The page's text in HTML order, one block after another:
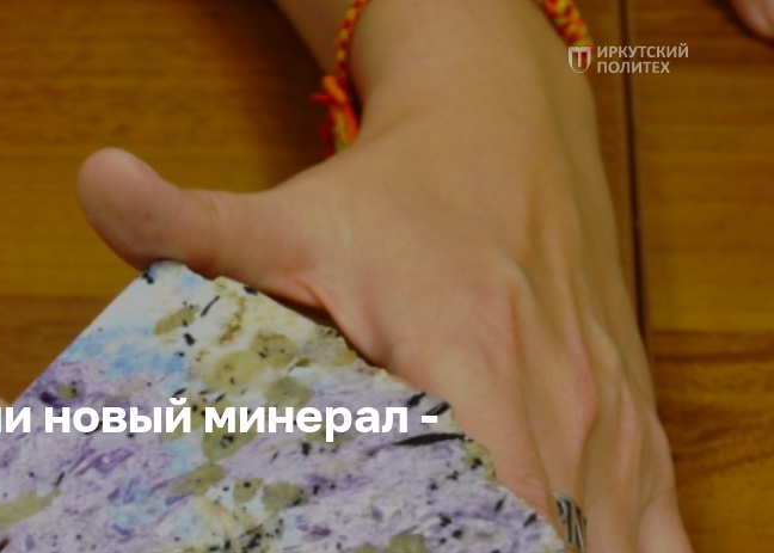
новый минерал -